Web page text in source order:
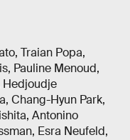
Traian Popa,
Pauline Menoud,
Hedjoudje
Chang-Hyun Park,
Antonino
Esra Neufeld,